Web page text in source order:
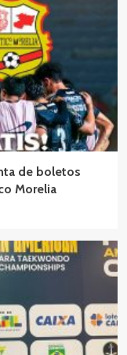
de boletos
Morelia